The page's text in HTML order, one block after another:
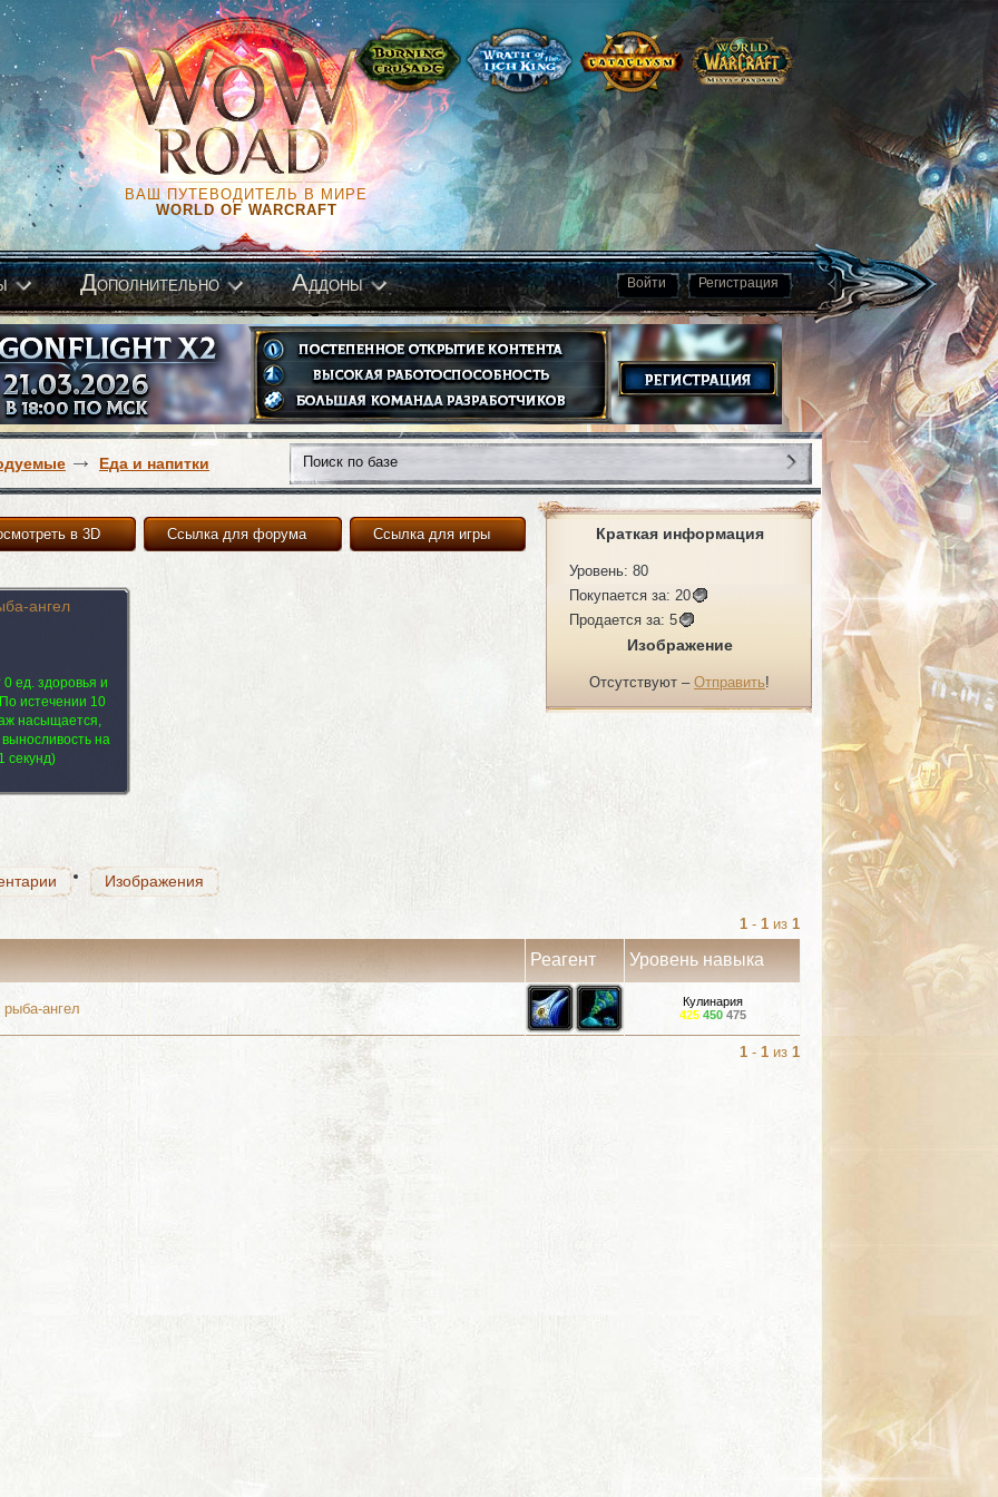
ВАШ ПУТЕВОДИТЕЛЬ В МИРЕ
WORLD OF WARCRAFT
Войти Регистрация
Дополнительно Аддоны
Еда и напитки
Краткая информация
Уровень: 80
Покупается за: 20
Продается за: 5
Изображение
Отсутствуют – Отправить!
Ссылка для игры
Ссылка для форума
в 3D
ангел
0 ед. здоровья и
истечении 10
насыщается,
на
секунд)
Изображения
Изображения
Изображения
1 - 1 из 1
Реагент Уровень навыка
ангел
Кулинария
425 450 475
1 - 1 из 1